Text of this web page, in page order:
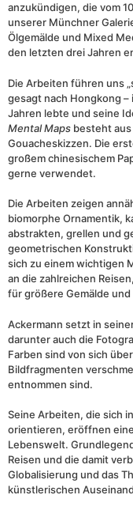
anzukündigen, die vom
unserer Münchner
Ölgemälde und Mixed
den letzten drei Jahren
Die Arbeiten führen uns
gesagt nach Hongkong
Jahren lebte und seine
Mental Maps besteht
Gouacheskizzen. Die
großem chinesischem
gerne verwendet.
Die Arbeiten zeigen
biomorphe Ornamentik,
abstrakten, grellen und
geometrischen
sich zu einem wichtigen
an die zahlreichen
für größere Gemälde
Ackermann setzt in
darunter auch die
Farben sind von sich
Bildfragmenten
entnommen sind.
Seine Arbeiten, die sich
orientieren, eröffnen
Lebenswelt.
Reisen und die damit
Globalisierung und das
künstlerischen